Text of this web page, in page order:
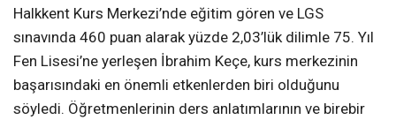
Halkkent Kurs Merkezi’nde eğitim gören ve LGS
sınavında 460 puan alarak yüzde 2,03’lük dilimle 75. Yıl
Fen Lisesi’ne yerleşen İbrahim Keçe, kurs merkezinin
başarısındaki en önemli etkenlerden biri olduğunu
söyledi. Öğretmenlerinin ders anlatımlarının ve birebir